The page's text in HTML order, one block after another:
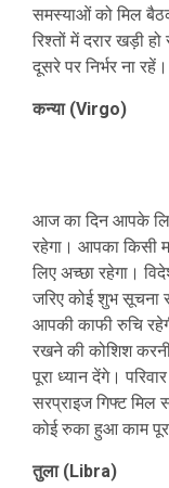
समस्याओं को मिल
रिश्तों में दरार खड़ी
दूसरे पर निर्भर ना रहें।
कन्या (Virgo)
आज का दिन आपके
रहेगा। आपका किसी
लिए अच्छा रहेगा।
जरिए कोई शुभ सूचना
आपकी काफी रुचि
रखने की कोशिश
पूरा ध्यान देंगे।
सरप्राइज गिफ्ट मिल
कोई रुका हुआ काम
तुला (Libra)